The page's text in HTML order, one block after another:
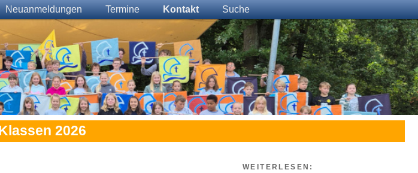
Neuanmeldungen Termine Kontakt Suche
2026
WEITERLESEN: